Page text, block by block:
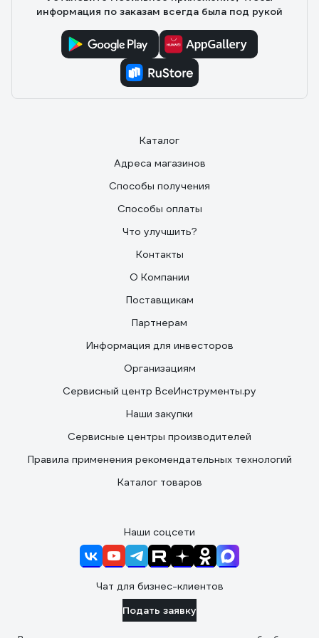
у меня есть другой мультиметр, но этот намного
удобнее.
информация по заказам всегда была под рукой
Каталог
Адреса магазинов
Способы получения
Способы оплаты
Что улучшить?
Контакты
О Компании
Поставщикам
Партнерам
Информация для инвесторов
Организациям
Сервисный центр ВсеИнструменты.ру
Наши закупки
Сервисные центры производителей
Правила применения рекомендательных технологий
Каталог товаров
Наши соцсети
Чат для бизнес-клиентов
Подать заявку